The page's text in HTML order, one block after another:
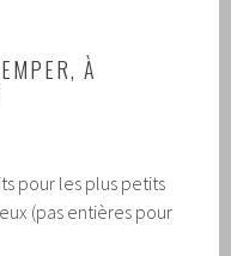
À
pour les plus petits
(pas entières pour